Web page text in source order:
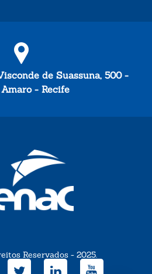
de Suassuna, 500 -
- Recife
Reservados - 2025.